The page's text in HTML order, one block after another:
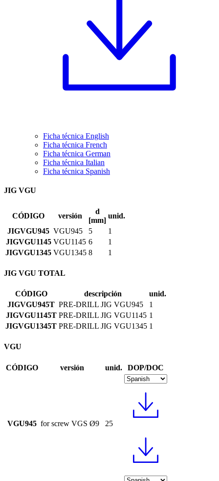
Ficha técnica English
Ficha técnica French
Ficha técnica German
Ficha técnica Italian
Ficha técnica Spanish
JIG VGU
CÓDIGO versión
d
[mm]
unid.
JIGVGU945 VGU945 5
1
JIGVGU1145 VGU1145 6
1
JIGVGU1345 VGU1345 8 1
JIG VGU TOTAL
CÓDIGO descripción
unid.
JIGVGU945T PRE-DRILL JIG VGU945
1
JIGVGU1145T PRE-DRILL JIG VGU1145 1
JIGVGU1345T PRE-DRILL JIG VGU1345 1
VGU
CÓDIGO versión unid. DOP/DOC
VGU945 for screw VGS Ø9 25